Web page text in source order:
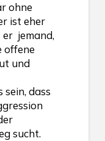
ohne
ist eher
er jemand,
offene
und
dass
sucht.